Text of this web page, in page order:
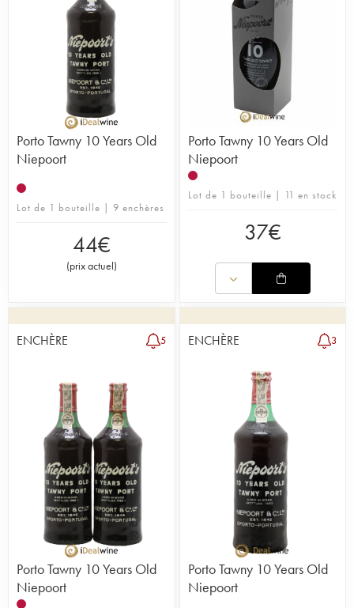
Porto Tawny 10 Years Old
Niepoort
Lot de 1 bouteille | 9 enchères
44€
(prix actuel)
Porto Tawny 10 Years Old
Niepoort
Lot de 1 bouteille | 11 en stock
37€
ENCHÈRE 5
Porto Tawny 10 Years Old
Niepoort
ENCHÈRE 3
Porto Tawny 10 Years Old
Niepoort